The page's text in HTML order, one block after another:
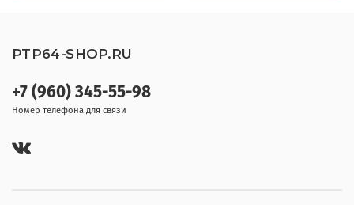
+7 (960) 345-55-98
Номер телефона для связи
PTP64-SHOP.RU